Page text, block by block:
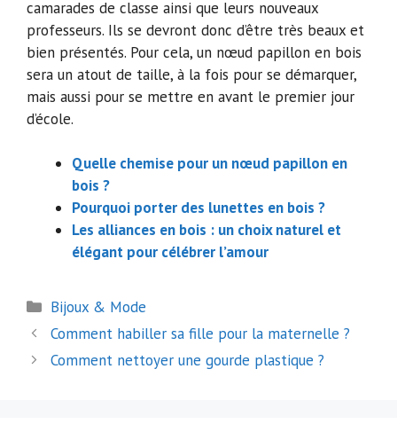
camarades de classe ainsi que leurs nouveaux
professeurs. Ils se devront donc d’être très beaux et
bien présentés. Pour cela, un nœud papillon en bois
sera un atout de taille, à la fois pour se démarquer,
mais aussi pour se mettre en avant le premier jour
d’école.
Quelle chemise pour un nœud papillon en
bois ?
Pourquoi porter des lunettes en bois ?
Les alliances en bois : un choix naturel et
élégant pour célébrer l’amour
Catégories
Bijoux & Mode
Navigation
des
Comment habiller sa fille pour la maternelle ?
Comment nettoyer une gourde plastique ?